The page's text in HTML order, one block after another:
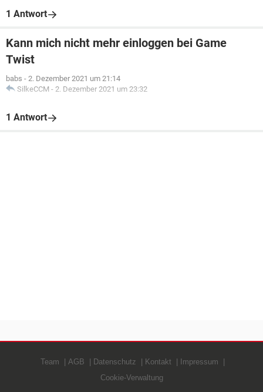
1 Antwort
Kann mich nicht mehr einloggen bei Game
Twist
babs - 2. Dezember 2021 um 21:14
SilkeCCM - 2. Dezember 2021 um 23:32
1 Antwort
Team AGB Datenschutz Kontakt
Impressum
Cookie-Verwaltung